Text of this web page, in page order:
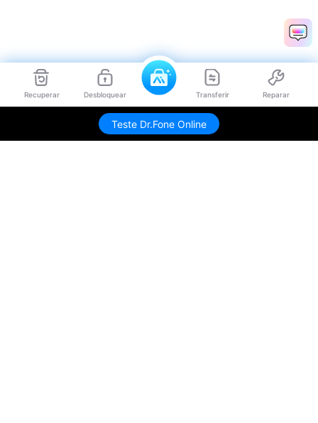
Recuperar Desbloquear Transferir Reparar
Teste Dr.Fone Online